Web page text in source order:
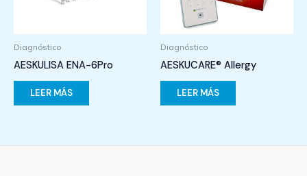
Diagnóstico
AESKULISA ENA-6Pro
LEER MÁS
Diagnóstico
AESKUCARE® Allergy
LEER MÁS